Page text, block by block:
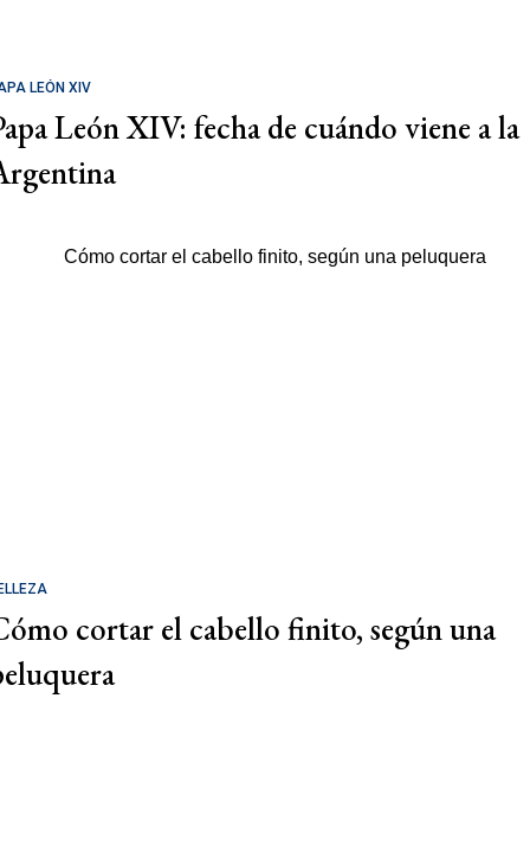
LEÓN XIV
León XIV: fecha de cuándo viene a la
cortar el cabello finito, según una